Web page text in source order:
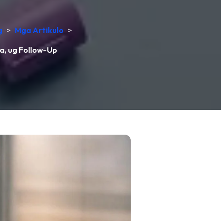
> Mga Artikulo >
ug Follow-Up